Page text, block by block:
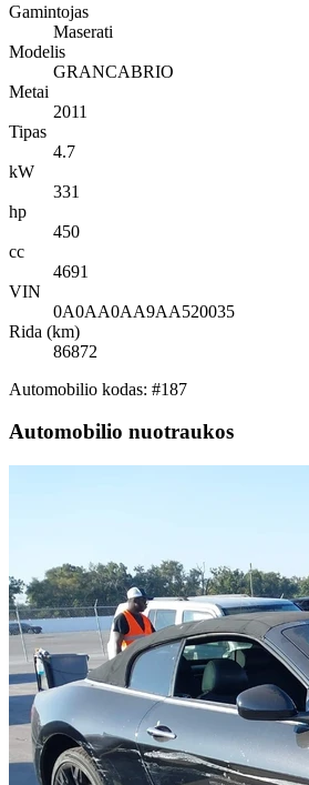
Gamintojas
Maserati
Modelis
GRANCABRIO
Metai
2011
Tipas
4.7
kW
331
hp
450
cc
4691
VIN
0A0AA0AA9AA520035
Rida (km)
86872
Automobilio kodas: #187
Automobilio nuotraukos